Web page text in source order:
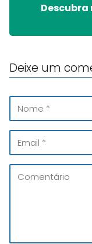
Descubra
Deixe um